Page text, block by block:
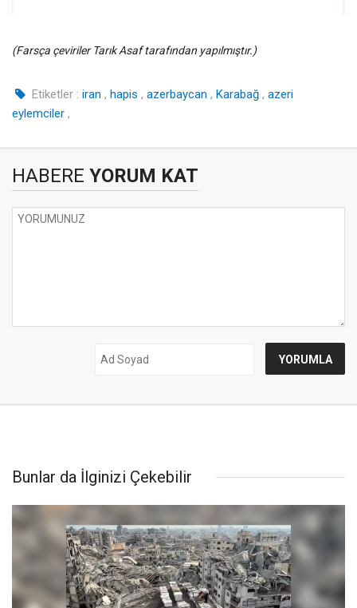
(Farsça çeviriler Tarık Asaf tarafından yapılmıştır.)
Etiketler : iran , hapis , azerbaycan , Karabağ , azeri
eylemciler ,
HABERE YORUM KAT
Bunlar da İlginizi Çekebilir